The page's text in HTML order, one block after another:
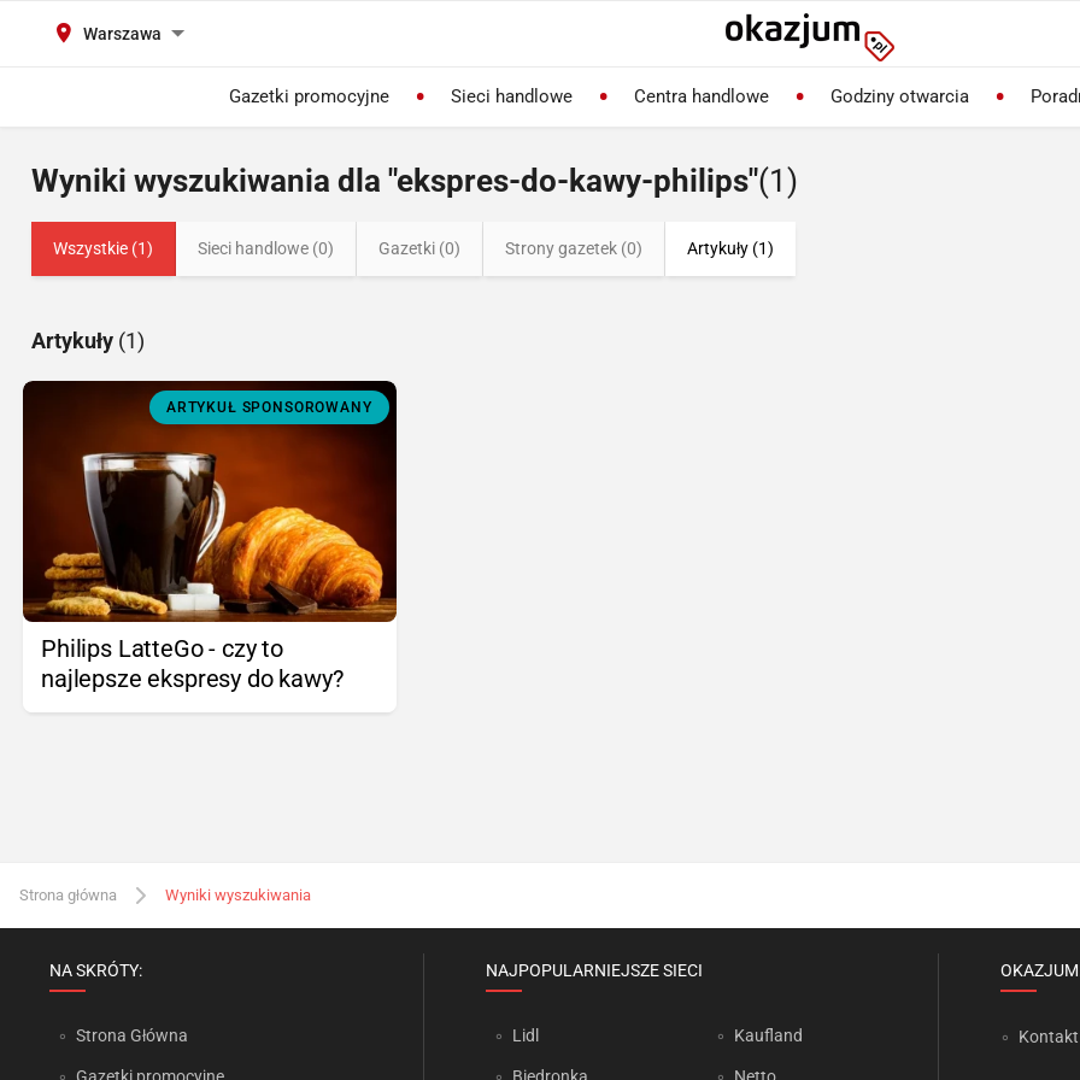
Warszawa
Gazetki promocyjne Sieci handlowe Centra handlowe Godziny otwarcia
Wyniki wyszukiwania dla "ekspres-do-kawy-philips"(1)
Wszystkie (1) Sieci handlowe (0) Gazetki (0) Strony gazetek (0) Artykuły (1)
Artykuły (1)
ARTYKUŁ SPONSOROWANY
Philips LatteGo - czy to
najlepsze ekspresy do kawy?
Strona główna Wyniki wyszukiwania
NA SKRÓTY:
Strona Główna
NAJPOPULARNIEJSZE SIECI
Lidl Kaufland Kontakt